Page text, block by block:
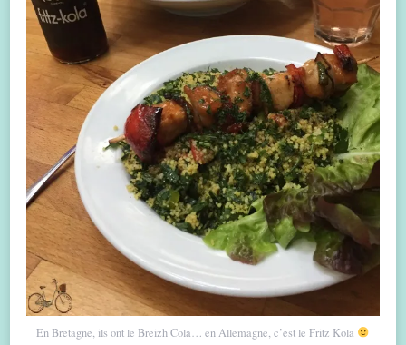
En Bretagne, ils ont le Breizh Cola… en Allemagne, c’est le Fritz Kola